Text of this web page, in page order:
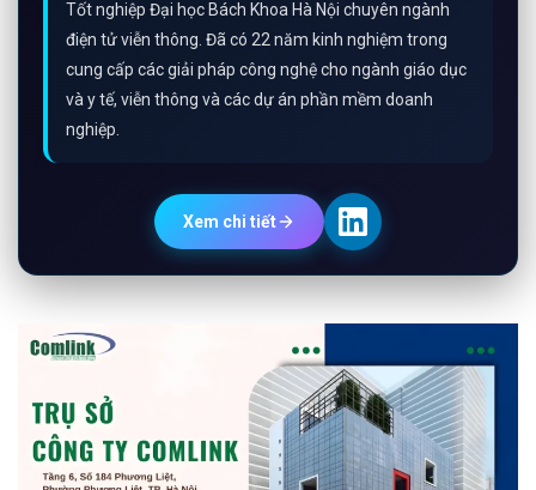
Tốt nghiệp Đại học Bách Khoa Hà Nội chuyên ngành
điện tử viễn thông. Đã có 22 năm kinh nghiệm trong
cung cấp các giải pháp công nghệ cho ngành giáo dục
và y tế, viễn thông và các dự án phần mềm doanh
nghiệp.
Xem chi tiết